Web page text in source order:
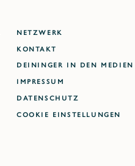
NETZWERK
KONTAKT
DEININGER IN DEN MEDIEN
IMPRESSUM
DATENSCHUTZ
Cookie Einstellungen